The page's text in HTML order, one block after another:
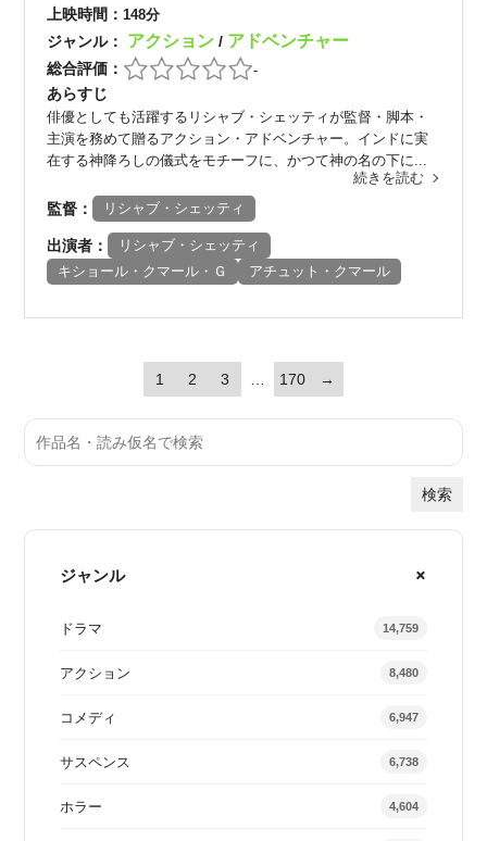
上映時間：148分
ジャンル： アクション/ アドベンチャー
総合評価： -
あらすじ
俳優としても活躍するリシャブ・シェッティが監督・脚本・
主演を務めて贈るアクション・アドベンチャー。インドに実
在する神降ろしの儀式をモチーフに、かつて神の名の下に...
続きを読む
監督： リシャブ・シェッティ
出演者：
リシャブ・シェッティ
キショール・クマール・Ｇ
アチュット・クマール
1 2 3 170 →
検索
ジャンル
ドラマ 14,759
アクション 8,480
コメディ 6,947
サスペンス 6,738
ホラー 4,604